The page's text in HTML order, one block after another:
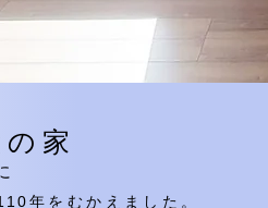
家
年をむかえました。